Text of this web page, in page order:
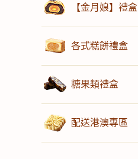
【金月娘】禮盒
各式糕餅禮盒
糖果類禮盒
配送港澳專區